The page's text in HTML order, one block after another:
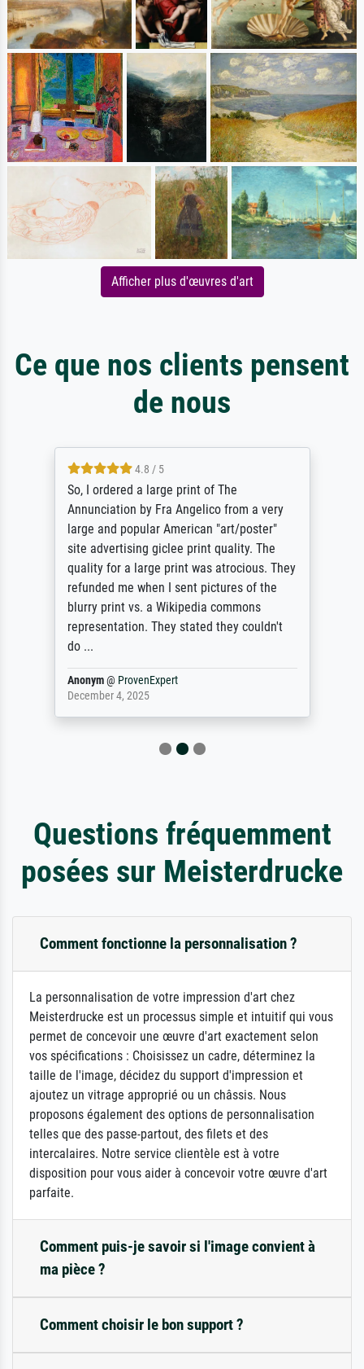
Afficher plus d'œuvres d'art
Ce que nos clients pensent
de nous
4.8 / 5
So, I ordered a large print of The
Annunciation by Fra Angelico from a very
large and popular American "art/poster"
site advertising giclee print quality. The
quality for a large print was atrocious. They
refunded me when I sent pictures of the
blurry print vs. a Wikipedia commons
representation. They stated they couldn't
do ...
Anonym@ ProvenExpert
December 4, 2025
Questions fréquemment
posées sur Meisterdrucke
Comment fonctionne la personnalisation ?
La personnalisation de votre impression d'art chez
Meisterdrucke est un processus simple et intuitif qui vous
permet de concevoir une œuvre d'art exactement selon
vos spécifications : Choisissez un cadre, déterminez la
taille de l'image, décidez du support d'impression et
ajoutez un vitrage approprié ou un châssis. Nous
proposons également des options de personnalisation
telles que des passe-partout, des filets et des
intercalaires. Notre service clientèle est à votre
disposition pour vous aider à concevoir votre œuvre d'art
parfaite.
Comment puis-je savoir si l'image convient à
ma pièce ?
Comment choisir le bon support ?